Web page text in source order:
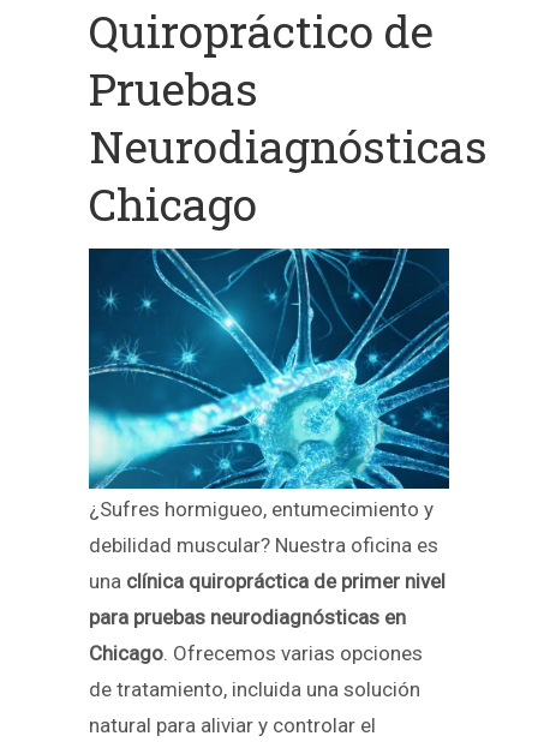
Quiropráctico de
Pruebas
Neurodiagnósticas
Chicago
¿Sufres hormigueo, entumecimiento y
debilidad muscular? Nuestra oficina es
una clínica quiropráctica de primer nivel
para pruebas neurodiagnósticas en
Chicago. Ofrecemos varias opciones
de tratamiento, incluida una solución
natural para aliviar y controlar el